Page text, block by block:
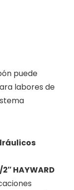
puede
labores de
HAYWARD